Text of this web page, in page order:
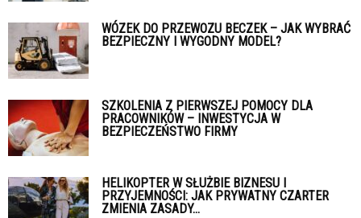
WÓZEK DO PRZEWOZU BECZEK – JAK WYBRAĆ
BEZPIECZNY I WYGODNY MODEL?
SZKOLENIA Z PIERWSZEJ POMOCY DLA
PRACOWNIKÓW – INWESTYCJA W
BEZPIECZEŃSTWO FIRMY
HELIKOPTER W SŁUŻBIE BIZNESU I
PRZYJEMNOŚCI: JAK PRYWATNY CZARTER
ZMIENIA ZASADY...